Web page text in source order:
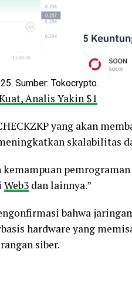
Sumber: Tokocrypto.
Analis Yakin $1
yang akan
skalabilitas
Web3 dan lainnya.”
bahwa
hardware yang
siber.